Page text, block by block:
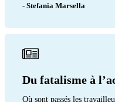
- Stefania Marsella
Du fatalisme à
Où sont passés les